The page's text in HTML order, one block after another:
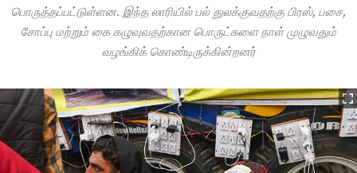
பொருத்தப்பட்டுள்ளன. இந்த லாரியில் பல் துலக்குவதற்கு பிரஸ், பசை,
சோப்பு மற்றும் கை கழுவுவதற்கான பொருட்களை நாள் முழுவதும்
வழங்கிக் கொண்டிருக்கின்றனர்